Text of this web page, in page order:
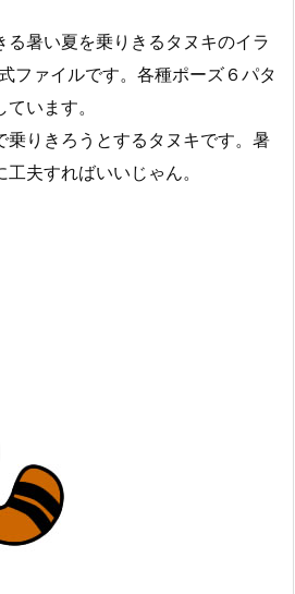
る暑い夏を乗りきるタヌキのイラ
ファイルです。各種ポーズ６パタ
います。
乗りきろうとするタヌキです。暑
夫すればいいじゃん。